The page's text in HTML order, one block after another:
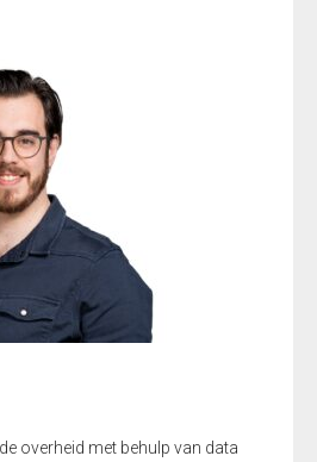
overheid met behulp van data